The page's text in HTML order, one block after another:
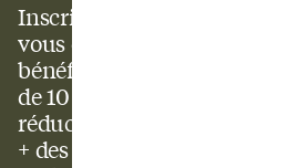
Inscrivez-
vous et
bénéficiez
de 10 % de
réduction
+ des offres